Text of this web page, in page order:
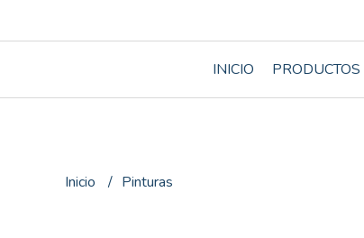
INICIO PRODUCTOS
Inicio Pinturas